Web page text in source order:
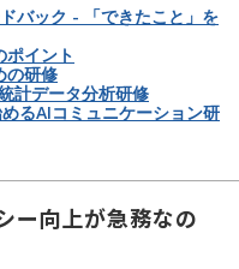
バック - 「できたこと」を
ポイント
の研修
計データ分析研修
るAIコミュニケーション研
ー向上が急務なの